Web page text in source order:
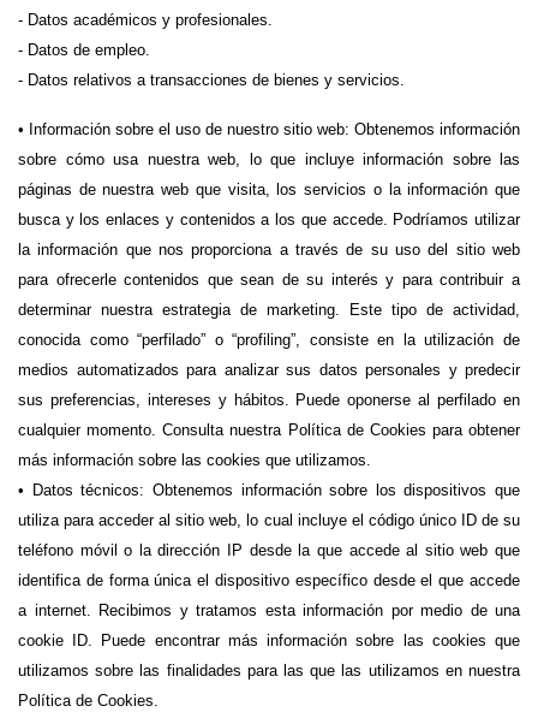
- Datos académicos y profesionales.
- Datos de empleo.
- Datos relativos a transacciones de bienes y servicios.
• Información sobre el uso de nuestro sitio web: Obtenemos información
sobre cómo usa nuestra web, lo que incluye información sobre las
páginas de nuestra web que visita, los servicios o la información que
busca y los enlaces y contenidos a los que accede. Podríamos utilizar
la información que nos proporciona a través de su uso del sitio web
para ofrecerle contenidos que sean de su interés y para contribuir a
determinar nuestra estrategia de marketing. Este tipo de actividad,
conocida como “perfilado” o “profiling”, consiste en la utilización de
medios automatizados para analizar sus datos personales y predecir
sus preferencias, intereses y hábitos. Puede oponerse al perfilado en
cualquier momento. Consulta nuestra Política de Cookies para obtener
más información sobre las cookies que utilizamos.
• Datos técnicos: Obtenemos información sobre los dispositivos que
utiliza para acceder al sitio web, lo cual incluye el código único ID de su
teléfono móvil o la dirección IP desde la que accede al sitio web que
identifica de forma única el dispositivo específico desde el que accede
a internet. Recibimos y tratamos esta información por medio de una
cookie ID. Puede encontrar más información sobre las cookies que
utilizamos sobre las finalidades para las que las utilizamos en nuestra
Política de Cookies.